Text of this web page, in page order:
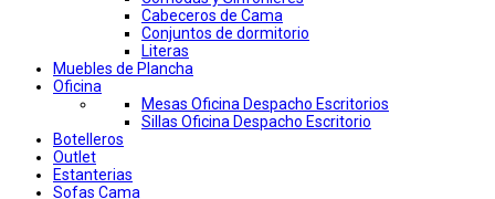
Cabeceros de Cama
Conjuntos de dormitorio
Literas
Muebles de Plancha
Oficina
Mesas Oficina Despacho Escritorios
Sillas Oficina Despacho Escritorio
Botelleros
Outlet
Estanterias
Sofas Cama